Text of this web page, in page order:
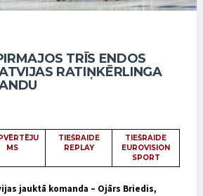
TRĪS ENDOS
RATIŅKĒRLINGA
MS
TIEŠRAIDE
REPLAY
TIEŠRAIDE
EUROVISION
SPORT
jauktā komanda – Ojārs Briedis,